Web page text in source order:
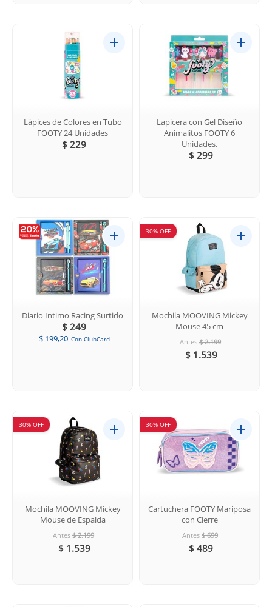
Lápices de Colores en Tubo
FOOTY 24 Unidades
$ 229
Lapicera con Gel Diseño
Animalitos FOOTY 6
Unidades.
$ 299
Diario Intimo Racing Surtido
$ 249
$ 199,20 Con ClubCard
30% OFF
Mochila MOOVING Mickey
Mouse 45 cm
Antes $ 2.199
$ 1.539
30% OFF
Mochila MOOVING Mickey
Mouse de Espalda
Antes $ 2.199
$ 1.539
30% OFF
Cartuchera FOOTY Mariposa
con Cierre
Antes $ 699
$ 489